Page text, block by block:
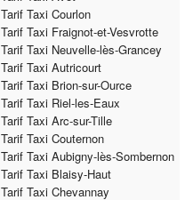
Tarif Taxi Courlon
Tarif Taxi Fraignot-et-Vesvrotte
Tarif Taxi Neuvelle-lès-Grancey
Tarif Taxi Autricourt
Tarif Taxi Brion-sur-Ource
Tarif Taxi Riel-les-Eaux
Tarif Taxi Arc-sur-Tille
Tarif Taxi Couternon
Tarif Taxi Aubigny-lès-Sombernon
Tarif Taxi Blaisy-Haut
Tarif Taxi Chevannay